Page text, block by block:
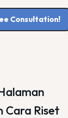
Consultation!
Cara Riset